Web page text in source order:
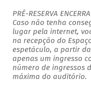
PRÉ-RESERVA
Caso não tenha
lugar pela internet,
na recepção do
espetáculo, a partir
apenas um ingresso
número de ingressos
máxima do auditório.